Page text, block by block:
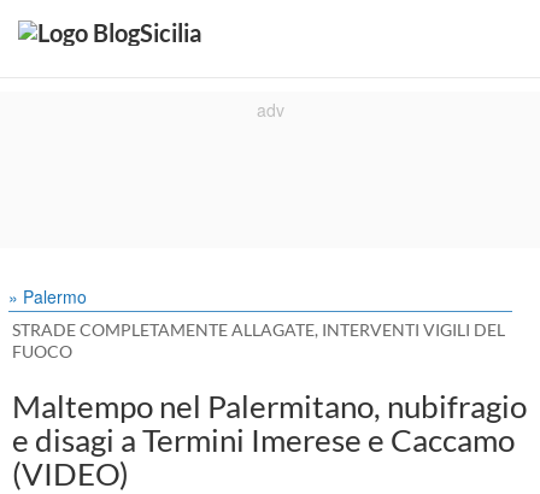
» Palermo
STRADE COMPLETAMENTE ALLAGATE, INTERVENTI VIGILI DEL
FUOCO
Maltempo nel Palermitano, nubifragio
e disagi a Termini Imerese e Caccamo
(VIDEO)